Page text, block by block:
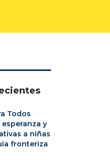
Todos
esperanza y
a niñas
fronteriza